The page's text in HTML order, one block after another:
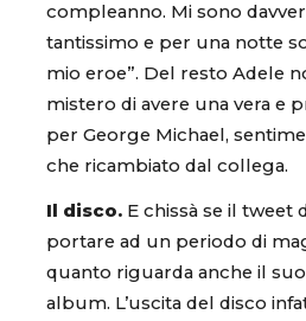
compleanno. Mi sono
tantissimo e per una notte
mio eroe”. Del resto Adele
mistero di avere una vera e
per George Michael,
che ricambiato dal collega.
Il disco. E chissà se il tweet
portare ad un periodo di
quanto riguarda anche il
album. L’uscita del disco